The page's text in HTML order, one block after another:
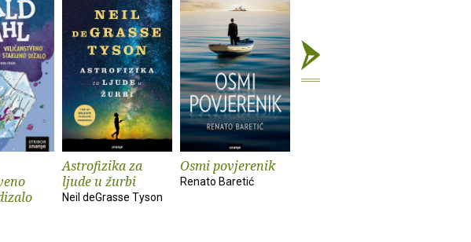
Astrofizika za
ljude u žurbi
Neil deGrasse Tyson
Osmi povjerenik
Renato Baretić